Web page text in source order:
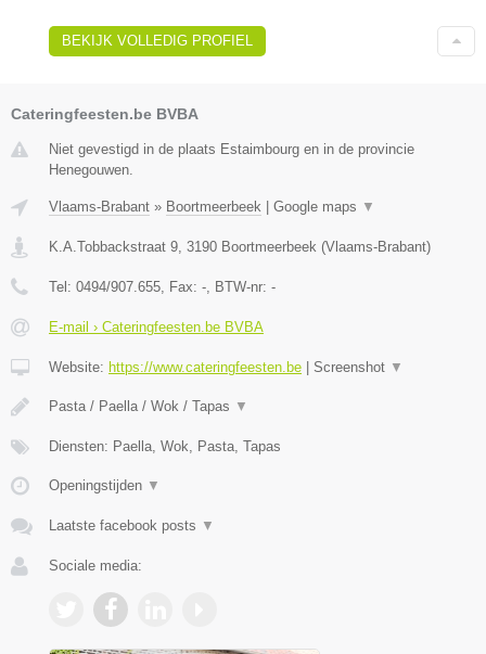
BEKIJK VOLLEDIG PROFIEL
Cateringfeesten.be BVBA
Niet gevestigd in de plaats Estaimbourg en in de provincie
Henegouwen.
Vlaams-Brabant » Boortmeerbeek Google maps ▼
K.A.Tobbackstraat 9 3190 Boortmeerbeek (Vlaams-Brabant)
Tel: 0494/907.655 , Fax: - , BTW-nr: -
E-mail › Cateringfeesten.be BVBA
Website: https://www.cateringfeesten.be Screenshot ▼
Pasta / Paella / Wok / Tapas ▼
Diensten: Paella, Wok, Pasta, Tapas
Openingstijden ▼
Laatste facebook posts ▼
Sociale media: